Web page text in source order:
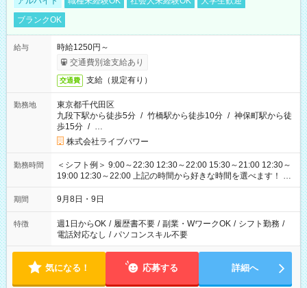
ブランクOK
給与
時給1250円～
交通費別途支給あり
交通費 支給（規定有り）
勤務地
東京都千代田区
九段下駅から徒歩5分 / 竹橋駅から徒歩10分 / 神保町駅から徒
歩15分 / …
株式会社ライブパワー
勤務時間
＜シフト例＞ 9:00～22:30 12:30～22:00 15:30～21:00 12:30～
19:00 12:30～22:00 上記の時間から好きな時間を選べます！ ※
時間は変更となる可能性があります
期間 9月8日・9日
特徴 週1日からOK / 履歴書不要 / 副業・WワークOK / シフト勤務 /
電話対応なし / パソコンスキル不要
気になる！ 応募する 詳細へ